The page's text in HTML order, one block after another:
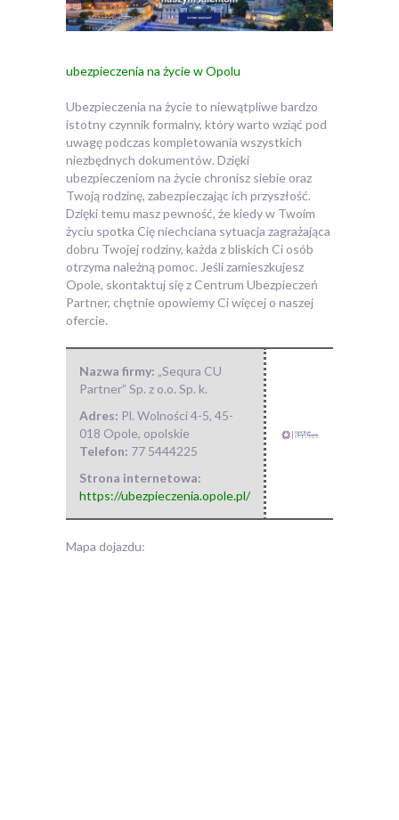
ubezpieczenia na życie w Opolu
Ubezpieczenia na życie to niewątpliwe bardzo
istotny czynnik formalny, który warto wziąć pod
uwagę podczas kompletowania wszystkich
niezbędnych dokumentów. Dzięki
ubezpieczeniom na życie chronisz siebie oraz
Twoją rodzinę, zabezpieczając ich przyszłość.
Dzięki temu masz pewność, że kiedy w Twoim
życiu spotka Cię niechciana sytuacja zagrażająca
dobru Twojej rodziny, każda z bliskich Ci osób
otrzyma należną pomoc. Jeśli zamieszkujesz
Opole, skontaktuj się z Centrum Ubezpieczeń
Partner, chętnie opowiemy Ci więcej o naszej
ofercie.
Nazwa firmy: „Sequra CU
Partner” Sp. z o.o. Sp. k.
Adres: Pl. Wolności 4-5, 45-
018 Opole, opolskie
Telefon: 77 5444225
Strona internetowa:
https://ubezpieczenia.opole.pl/
Mapa dojazdu: